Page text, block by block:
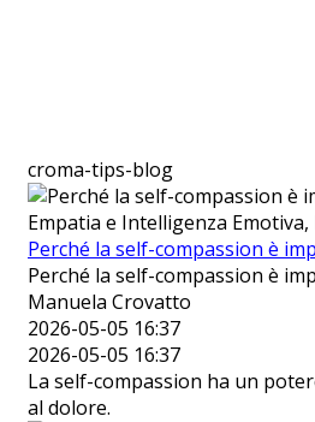
croma-tips-blog
Empatia e Intelligenza
Perché la self-compassion è
Perché la self-compassion è
Manuela Crovatto
2026-05-05 16:37
2026-05-05 16:37
La self-compassion ha un
al dolore.